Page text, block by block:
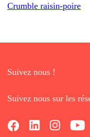
Crumble raisin-poire
Suivez nous !
Suivez nous sur les